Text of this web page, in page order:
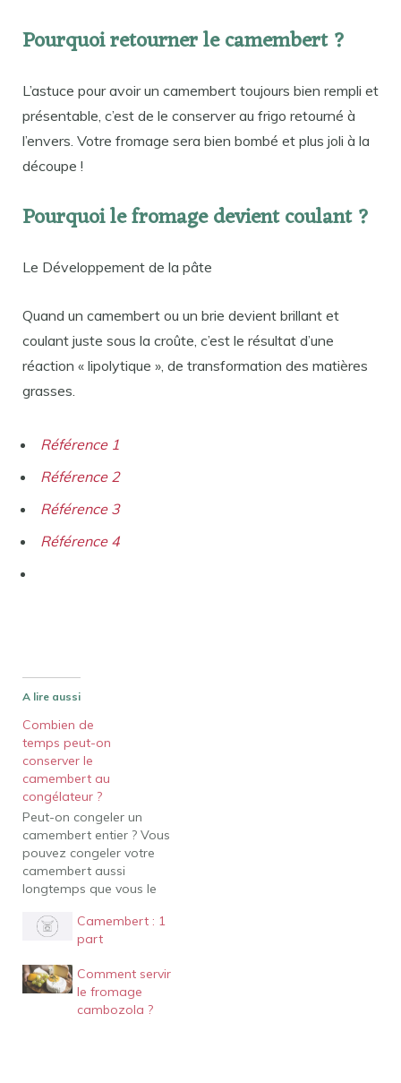
Pourquoi retourner le camembert ?
L’astuce pour avoir un camembert toujours bien rempli et
présentable, c’est de le conserver au frigo retourné à
l’envers. Votre fromage sera bien bombé et plus joli à la
découpe !
Pourquoi le fromage devient coulant ?
Le Développement de la pâte
Quand un camembert ou un brie devient brillant et
coulant juste sous la croûte, c’est le résultat d’une
réaction « lipolytique », de transformation des matières
grasses.
Référence 1
Référence 2
Référence 3
Référence 4
A lire aussi
Combien de
temps peut-on
conserver le
camembert au
congélateur ?
Peut-on congeler un
camembert entier ? Vous
pouvez congeler votre
camembert aussi
longtemps que vous le
problème majeur est que
plus vous le congelez
texture se dégradera. Il y
a aussi un risque accru
que vous perdiez une
Camembert : 1
part
Comment servir
le fromage
cambozola ?